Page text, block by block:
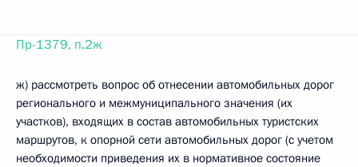
Пр-1379, п.2ж
ж) рассмотреть вопрос об отнесении автомобильных дорог
регионального и межмуниципального значения (их
участков), входящих в состав автомобильных туристских
маршрутов, к опорной сети автомобильных дорог (с учетом
необходимости приведения их в нормативное состояние